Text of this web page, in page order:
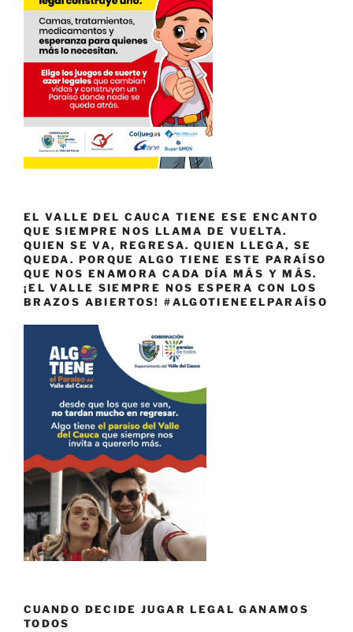
EL VALLE DEL CAUCA TIENE ESE ENCANTO
QUE SIEMPRE NOS LLAMA DE VUELTA.
QUIEN SE VA, REGRESA. QUIEN LLEGA, SE
QUEDA. PORQUE ALGO TIENE ESTE PARAÍSO
QUE NOS ENAMORA CADA DÍA MÁS Y MÁS.
¡EL VALLE SIEMPRE NOS ESPERA CON LOS
BRAZOS ABIERTOS! #ALGOTIENEELPARAÍSO
CUANDO DECIDE JUGAR LEGAL GANAMOS
TODOS